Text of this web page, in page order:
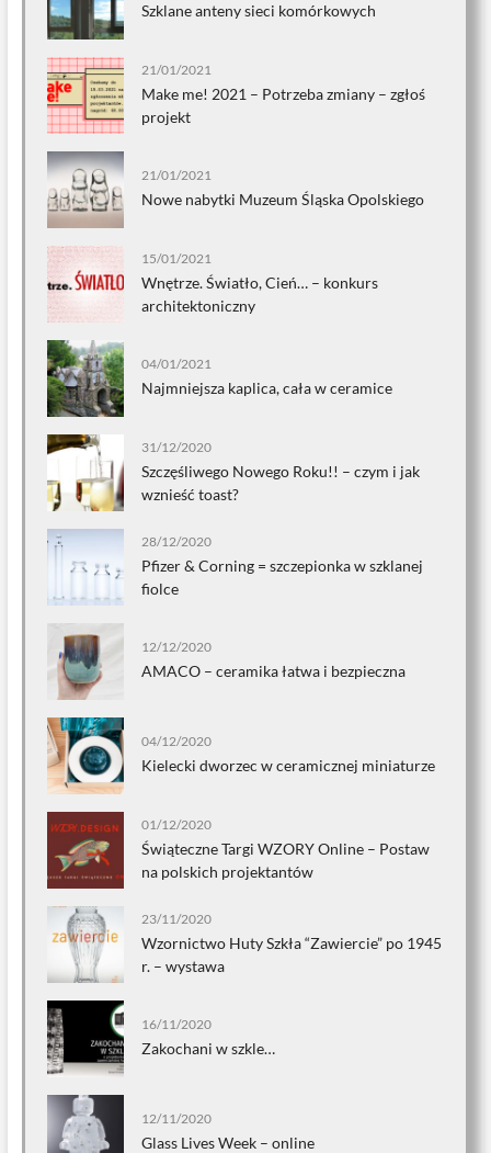
Szklane anteny sieci komórkowych
21/01/2021
Make me! 2021 – Potrzeba zmiany – zgłoś
projekt
21/01/2021
Nowe nabytki Muzeum Śląska Opolskiego
15/01/2021
Wnętrze. Światło, Cień… – konkurs
architektoniczny
04/01/2021
Najmniejsza kaplica, cała w ceramice
31/12/2020
Szczęśliwego Nowego Roku!! – czym i jak
wznieść toast?
28/12/2020
Pfizer & Corning = szczepionka w szklanej
fiolce
12/12/2020
AMACO – ceramika łatwa i bezpieczna
04/12/2020
Kielecki dworzec w ceramicznej miniaturze
01/12/2020
Świąteczne Targi WZORY Online – Postaw
na polskich projektantów
23/11/2020
Wzornictwo Huty Szkła “Zawiercie” po 1945
r. – wystawa
16/11/2020
Zakochani w szkle…
12/11/2020
Glass Lives Week – online